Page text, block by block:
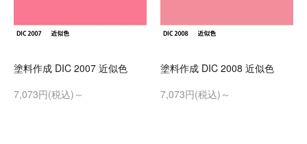
塗料作成 DIC 2007 近似色
7,073円(税込)～
塗料作成 DIC 2008 近似色
7,073円(税込)～